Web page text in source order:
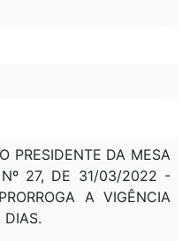
PRESIDENTE DA MESA
Nº 27, DE 31/03/2022 -
A VIGÊNCIA
DIAS.